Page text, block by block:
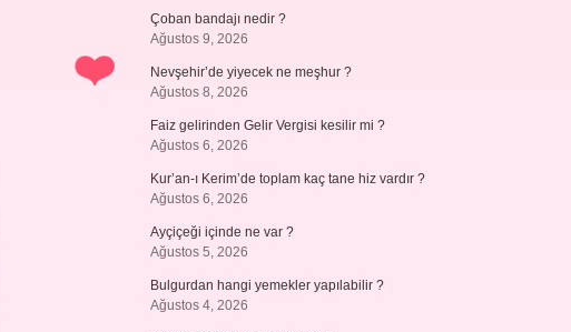
Çoban bandajı nedir ?
Ağustos 9, 2026
Nevşehir’de yiyecek ne meşhur ?
Ağustos 8, 2026
Faiz gelirinden Gelir Vergisi kesilir mi ?
Ağustos 6, 2026
Kur’an-ı Kerim’de toplam kaç tane hiz vardır ?
Ağustos 6, 2026
Ayçiçeği içinde ne var ?
Ağustos 5, 2026
Bulgurdan hangi yemekler yapılabilir ?
Ağustos 4, 2026